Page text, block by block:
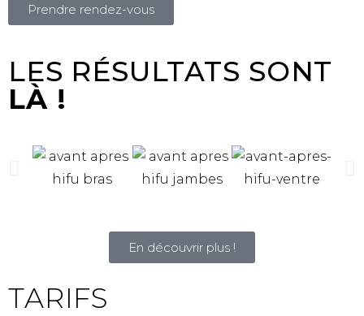
Prendre rendez-vous
LES RÉSULTATS SONT
LÀ !
En découvrir plus !
TARIFS